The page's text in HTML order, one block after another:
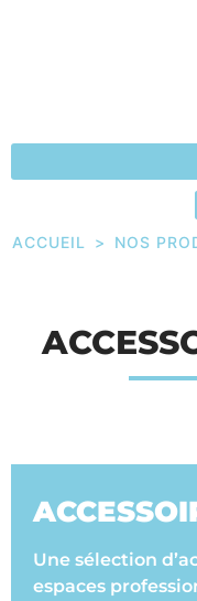
ACCUEIL > NOS
Une sélection
espaces